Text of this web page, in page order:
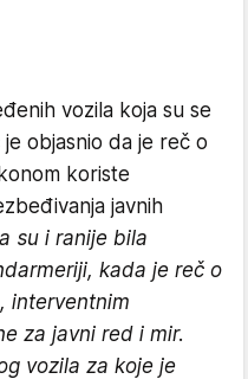
vozila koja su se
objasnio da je reč o
koriste
javnih
su i ranije bila
kada je reč o
interventnim
za javni red i mir.
vozila za koje je